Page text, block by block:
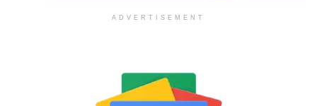
ADVERTISEMENT